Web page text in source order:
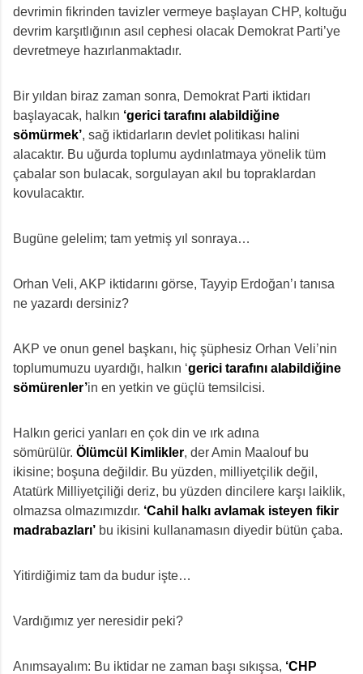
devrimin fikrinden tavizler vermeye başlayan CHP, koltuğu
devrim karşıtlığının asıl cephesi olacak Demokrat Parti’ye
devretmeye hazırlanmaktadır.
Bir yıldan biraz zaman sonra, Demokrat Parti iktidarı
başlayacak, halkın ‘gerici tarafını alabildiğine
sömürmek’, sağ iktidarların devlet politikası halini
alacaktır. Bu uğurda toplumu aydınlatmaya yönelik tüm
çabalar son bulacak, sorgulayan akıl bu topraklardan
kovulacaktır.
Bugüne gelelim; tam yetmiş yıl sonraya…
Orhan Veli, AKP iktidarını görse, Tayyip Erdoğan’ı tanısa
ne yazardı dersiniz?
AKP ve onun genel başkanı, hiç şüphesiz Orhan Veli’nin
toplumumuzu uyardığı, halkın ‘gerici tarafını alabildiğine
sömürenler’in en yetkin ve güçlü temsilcisi.
Halkın gerici yanları en çok din ve ırk adına
sömürülür. Ölümcül Kimlikler, der Amin Maalouf bu
ikisine; boşuna değildir. Bu yüzden, milliyetçilik değil,
Atatürk Milliyetçiliği deriz, bu yüzden dincilere karşı laiklik,
olmazsa olmazımızdır. ‘Cahil halkı avlamak isteyen fikir
madrabazları’ bu ikisini kullanamasın diyedir bütün çaba.
Yitirdiğimiz tam da budur işte…
Vardığımız yer neresidir peki?
Anımsayalım: Bu iktidar ne zaman başı sıkışsa, ‘CHP